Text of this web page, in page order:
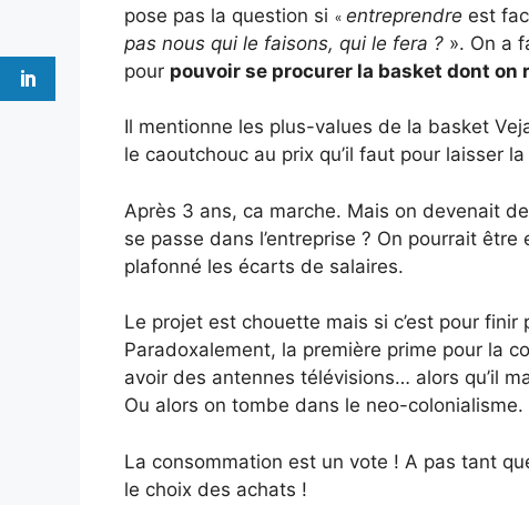
pose pas la question si « entreprendre est
pas nous qui le faisons, qui le fera ? ». On a
pour pouvoir se procurer la basket dont on
Il mentionne les plus-values de la basket
le caoutchouc au prix qu’il faut pour laisser
Après 3 ans, ca marche. Mais on devenait
se passe dans l’entreprise ? On pourrait être
plafonné les écarts de salaires.
Le projet est chouette mais si c’est pour finir
Paradoxalement, la première prime pour la
avoir des antennes télévisions… alors qu’il
Ou alors on tombe dans le neo-colonialisme.
La consommation est un vote ! A pas tant
le choix des achats !